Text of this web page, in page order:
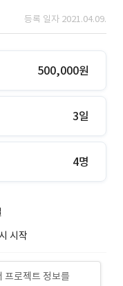
등록 일자 2021.04.09.
500,000원
3일
4명
시작
프로젝트 정보를